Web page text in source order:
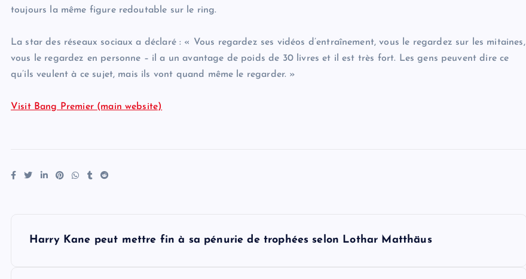
toujours la même figure redoutable sur le ring.
La star des réseaux sociaux a déclaré : « Vous regardez ses vidéos d’entraînement, vous le regardez sur les mitaines,
vous le regardez en personne – il a un avantage de poids de 30 livres et il est très fort. Les gens peuvent dire ce
qu’ils veulent à ce sujet, mais ils vont quand même le regarder. »
Visit Bang Premier (main website)
Harry Kane peut mettre fin à sa pénurie de trophées selon Lothar Matthäus